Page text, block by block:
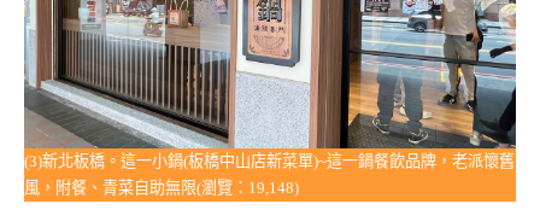
(3)新北板橋。這一小鍋(板橋中山店新菜單)~這一鍋餐飲品牌，老派懷舊
風，附餐、青菜自助無限(瀏覽：19,148)